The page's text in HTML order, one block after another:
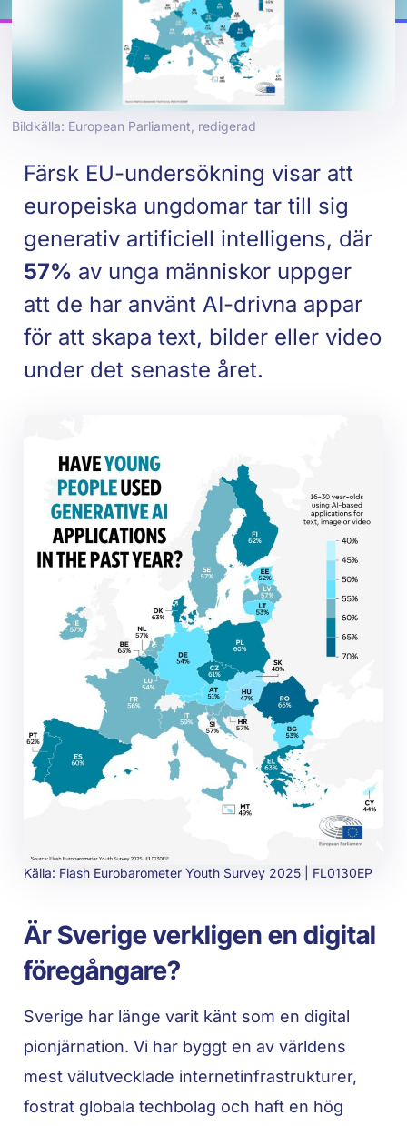
Bildkälla: European Parliament, redigerad
Färsk EU-undersökning visar att
europeiska ungdomar tar till sig
generativ artificiell intelligens, där
57% av unga människor uppger
att de har använt AI-drivna appar
för att skapa text, bilder eller video
under det senaste året.
Källa: Flash Eurobarometer Youth Survey 2025 | FL0130EP
Är Sverige verkligen en digital
föregångare?
Sverige har länge varit känt som en digital
pionjärnation. Vi har byggt en av världens
mest välutvecklade internetinfrastrukturer,
fostrat globala techbolag och haft en hög